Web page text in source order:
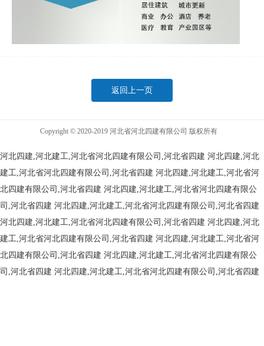
返回上一页
Copyright © 2020-2019 河北省河北四建有限公司 版权所有
河北四建,河北建工,河北省河北四建有限公司,河北省四建 河北四建,河北
建工,河北省河北四建有限公司,河北省四建 河北四建,河北建工,河北省河
北四建有限公司,河北省四建 河北四建,河北建工,河北省河北四建有限公
司,河北省四建 河北四建,河北建工,河北省河北四建有限公司,河北省四建
河北四建,河北建工,河北省河北四建有限公司,河北省四建 河北四建,河北
建工,河北省河北四建有限公司,河北省四建 河北四建,河北建工,河北省河
北四建有限公司,河北省四建 河北四建,河北建工,河北省河北四建有限公
司,河北省四建 河北四建,河北建工,河北省河北四建有限公司,河北省四建